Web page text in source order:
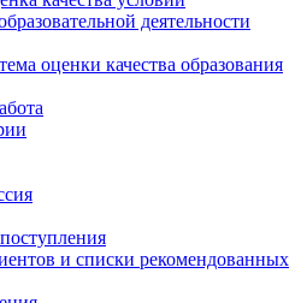
деятельности
оценки качества образования
и списки рекомендованных